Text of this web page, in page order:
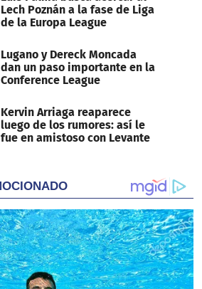
Lech Poznán a la fase de Liga
de la Europa League
Lugano y Dereck Moncada
dan un paso importante en la
Conference League
Kervin Arriaga reaparece
luego de los rumores: así le
fue en amistoso con Levante